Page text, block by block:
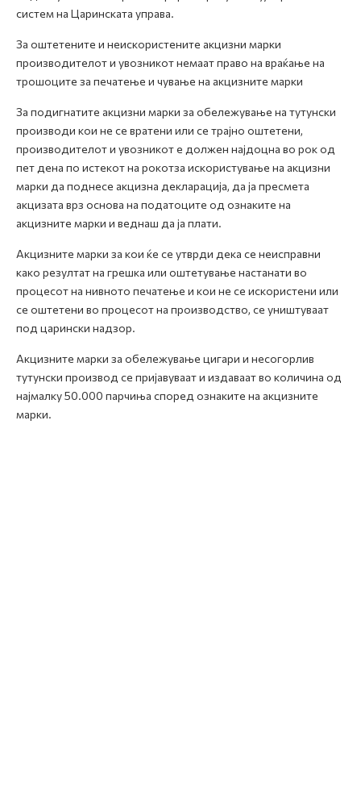
систем на Царинската управа.
За оштетените и неискористените акцизни марки
производителот и увозникот немаат право на враќање на
трошоците за печатење и чување на акцизните марки
За подигнатите акцизни марки за обележување на тутунски
производи кои не се вратени или се трајно оштетени,
производителот и увозникот е должен најдоцна во рок од
пет дена по истекот на рокотза искористување на акцизни
марки да поднесе акцизна декларација, да ја пресмета
акцизата врз основа на податоците од ознаките на
акцизните марки и веднаш да ја плати.
Акцизните марки за кои ќе се утврди дека се неисправни
како резултат на грешка или оштетување настанати во
процесот на нивното печатење и кои не се искористени или
се оштетени во процесот на производство, се уништуваат
под царински надзор.
Акцизните марки за обележување цигари и несогорлив
тутунски производ се пријавуваат и издаваат во количина од
најмалку 50.000 парчиња според ознаките на акцизните
марки.